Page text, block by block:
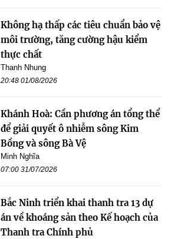
Không hạ thấp các tiêu chuẩn bảo vệ
môi trường, tăng cường hậu kiểm
thực chất
Thanh Nhung
20:48 01/08/2026
Khánh Hoà: Cần phương án tổng thể
để giải quyết ô nhiễm sông Kim
Bồng và sông Bà Vệ
Minh Nghĩa
07:00 31/07/2026
Bắc Ninh triển khai thanh tra 13 dự
án về khoáng sản theo Kế hoạch của
Thanh tra Chính phủ